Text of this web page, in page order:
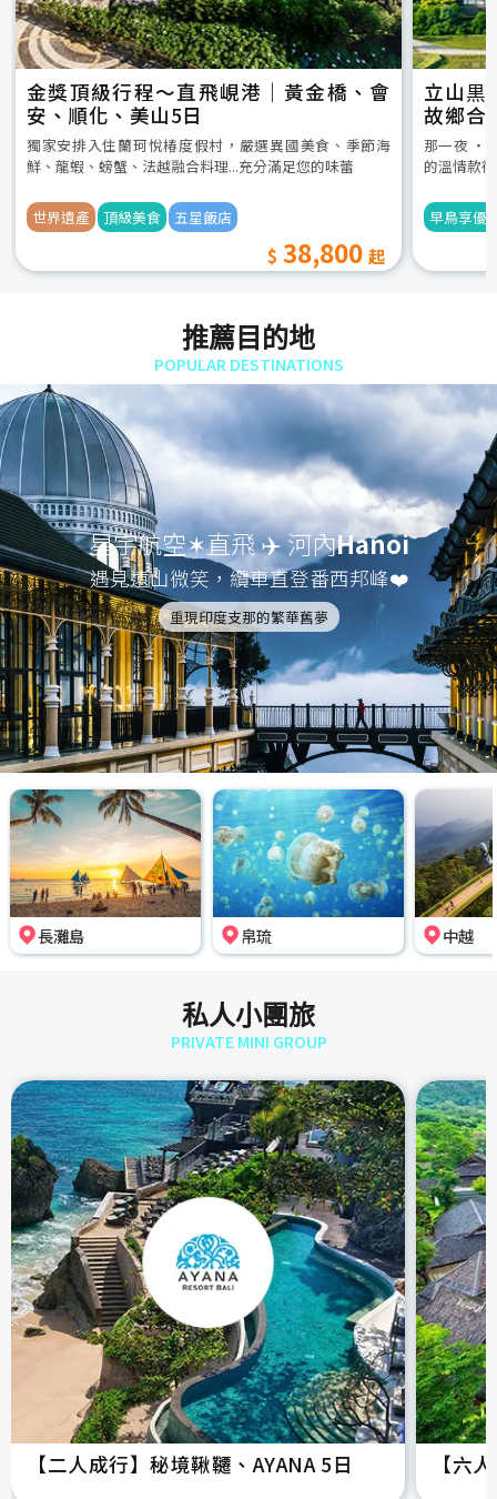
金獎頂級行程～直飛峴港｜黃金橋、會
安、順化、美山5日
獨家安排入住蘭珂悅椿度假村，嚴選異國美食、季節海
鮮、龍蝦、螃蟹、法越融合料理...充分滿足您的味蕾
世界遺產 頂級美食 五星飯店
38,800
立山黒
故鄉合
5日
那一夜 ‧
的溫情款
早鳥享優
推薦目的地
POPULAR DESTINATIONS
星宇航空✶直飛 ✈️ 河內Hanoi
遇見遠山微笑，纜車直登番西邦峰❤️
重現印度支那的繁華舊夢
長灘島 帛琉 中越
私人小團旅
PRIVATE MINI GROUP
【二人成行】秘境鞦韆、AYANA 5日 【六